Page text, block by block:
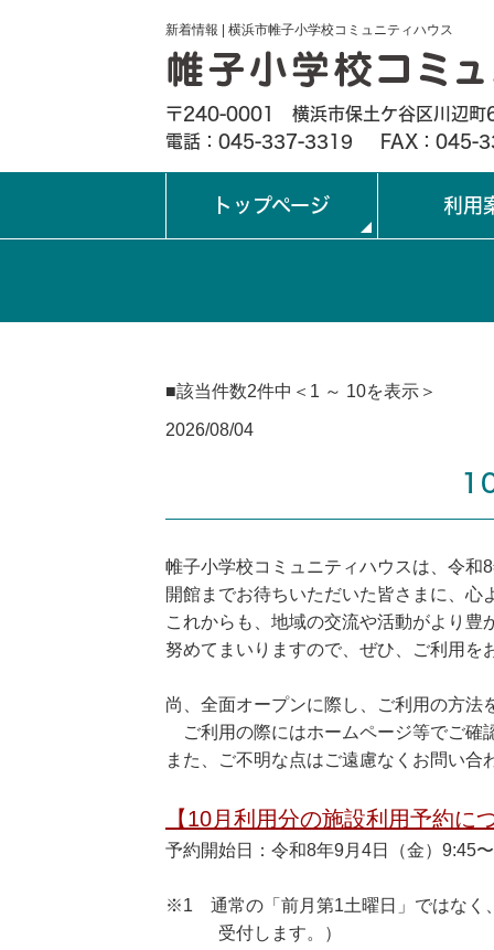
新着情報 | 横浜市帷子小学校コミュニティハウス
〒240-0001 横浜市保土ケ谷区川辺町
電話：045-337-3319
FAX：045-
トップページ 利用
■該当件数2件中＜1 ～ 10を表示＞
2026/08/04
帷子小学校コミュニティハウスは、令和
開館までお待ちいただいた皆さまに、心
これからも、地域の交流や活動がより
努めてまいりますので、ぜひ、ご利用を
尚、全面オープンに際し、ご利用の方法
ご利用の際にはホームページ等でご確
また、ご不明な点はご遠慮なくお問い合
【10月利用分の施設利用予約に
予約開始日：令和8年9月4日（金）9:45〜
※1 通常の「前月第1土曜日」ではなく
受付します。）